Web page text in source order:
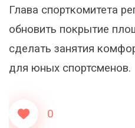
Глава спорткомитета
обновить покрытие
сделать занятия
для юных спортсменов.
0